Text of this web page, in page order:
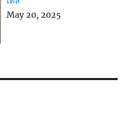
May 20, 2025